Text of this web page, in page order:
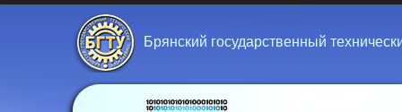
Брянский государственный